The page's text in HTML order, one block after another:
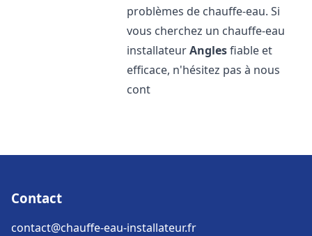
problèmes de chauffe-eau. Si
vous cherchez un chauffe-eau
installateurAnglesfiable et
efficace, n'hésitez pas à nous
cont
Contact
contact@chauffe-eau-installateur.fr